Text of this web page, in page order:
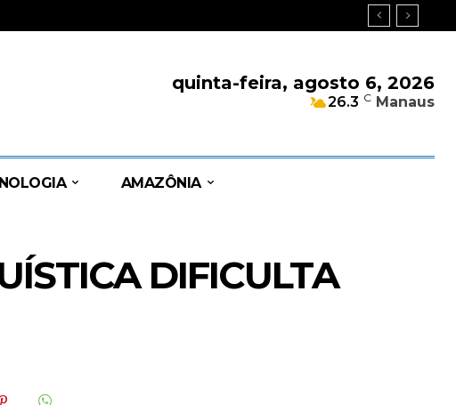
quinta-feira, agosto 6, 2026
26.3 C Manaus
AMAZÔNIA
DIFICULTA